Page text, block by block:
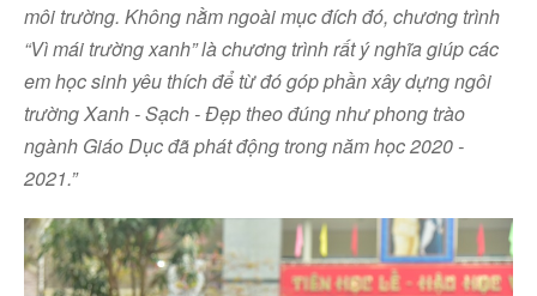
môi trường. Không nằm ngoài mục đích đó, chương trình
“Vì mái trường xanh” là chương trình rất ý nghĩa giúp các
em học sinh yêu thích để từ đó góp phần xây dựng ngôi
trường Xanh - Sạch - Đẹp theo đúng như phong trào
ngành Giáo Dục đã phát động trong năm học 2020 -
2021.”